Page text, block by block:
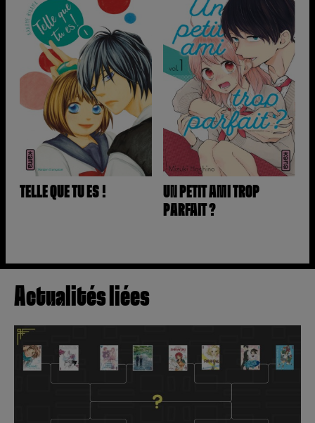
TELLE QUE TU ES !
UN PETIT AMI TROP
PARFAIT ?
Actualités liées